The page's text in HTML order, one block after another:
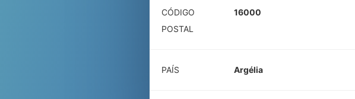
CÓDIGO
POSTAL
16000
PAÍS Argélia